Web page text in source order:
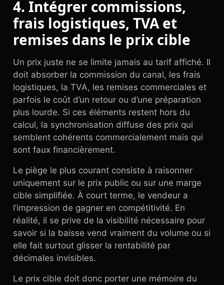
4. Intégrer commissions,
frais logistiques, TVA et
remises dans le prix cible
Un prix juste ne se limite jamais au tarif affiché. Il
doit absorber la commission du canal, les frais
logistiques, la TVA, les remises commerciales et
parfois le coût d’un retour ou d’une préparation
plus lourde. Si ces éléments restent hors du
calcul, la synchronisation diffuse des prix qui
semblent cohérents commercialement mais qui
sont faux financièrement.
Le piège le plus courant consiste à raisonner
uniquement sur le prix public ou sur une marge
cible simplifiée. À court terme, le vendeur a
l’impression de gagner en compétitivité. En
réalité, il se prive de la visibilité nécessaire pour
savoir si la baisse vend vraiment du volume ou si
elle fait surtout glisser la rentabilité par
décimales invisibles.
Le prix cible doit donc porter une mémoire du